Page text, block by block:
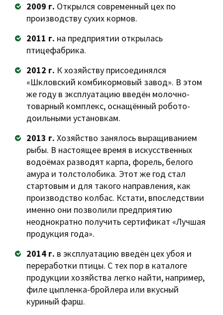
2009 г. Открылся современный цех по
производству сухих кормов.
2011 г. на предприятии открылась
птицефабрика.
2012 г. К хозяйству присоединялся
«Шкловский комбикормовый завод». В этом
же году в эксплуатацию введён молочно-
товарный комплекс, оснащённый робото-
доильными установкам.
2013 г. Хозяйство занялось выращиванием
рыбы. В настоящее время в искусственных
водоёмах разводят карпа, форель, белого
амура и толстолобика. Этот же год стал
стартовым и для такого направления, как
производство колбас. Кстати, впоследствии
именно они позволили предприятию
неоднократно получить сертификат «Лучшая
продукция года».
2014 г. в эксплуатацию введён цех убоя и
переработки птицы. С тех пор в каталоге
продукции хозяйства легко найти, например,
филе цыпленка-бройлера или вкусный
куриный фарш.